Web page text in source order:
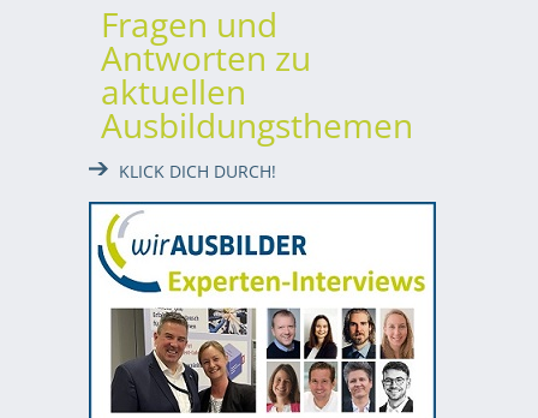
Fragen und
Antworten zu
aktuellen
Ausbildungsthemen
KLICK DICH DURCH!